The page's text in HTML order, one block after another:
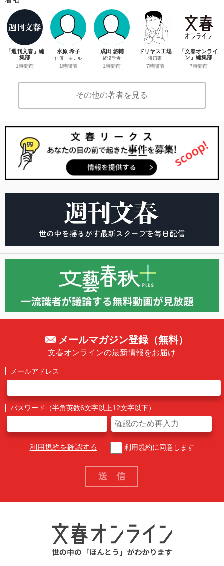
「週刊文春」編
集部
1時間前
水原 希子
俳優・モデル
1時間前
成田 悠輔
経済学者
1時間前
ドリヤス工場
漫画家
7時間前
「文春オンライ
ン」編集部
7時間前
その他の著者を見る
メールマガジン登録（無料）
文春オンラインの最新情報をお届け
メールアドレス
パスワード（半角英数6文字以上12文字以下）
利用規約を確認する 利用規約に同意します